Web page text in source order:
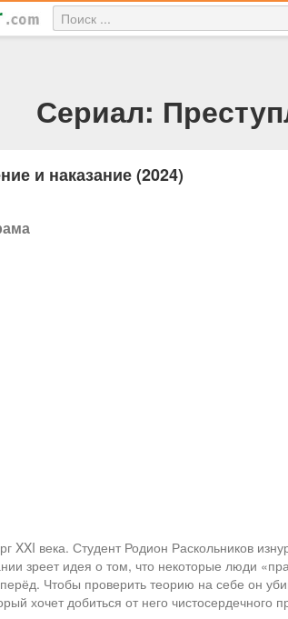
Сериал:
и наказание (2024)
XXI века. Студент Родион Раскольников
зреет идея о том, что некоторые люди
Чтобы проверить теорию на себе он
хочет добиться от него чистосердечного